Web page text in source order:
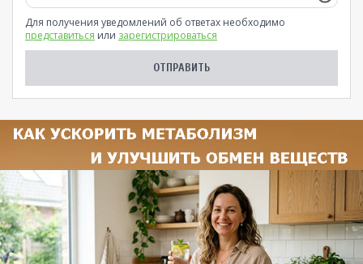
Для получения уведомлений об ответах необходимо
представиться или зарегистрироваться